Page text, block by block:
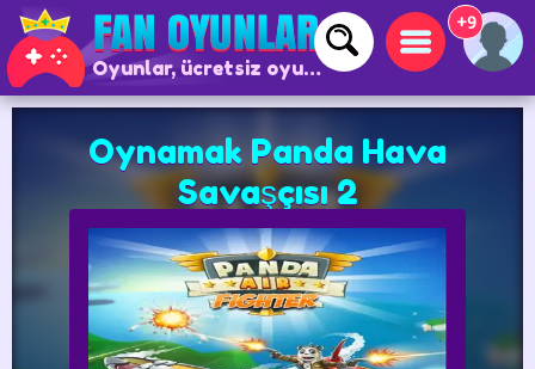
Oyunlar, ücretsiz oyunlar ve çevrimiçi oyunlar
+9
Oynamak Panda Hava
Savaşçısı 2